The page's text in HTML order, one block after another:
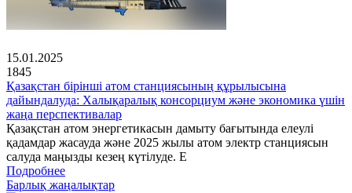
15.01.2025
1845
Қазақстан бірінші атом станциясының құрылысына
дайындалуда: Халықаралық консорциум және экономика үшін
жаңа перспективалар
Қазақстан атом энергетикасын дамыту бағытында елеулі
қадамдар жасауда және 2025 жылы атом электр станциясын
салуда маңызды кезең күтілуде. Е
Подробнее
Барлық жаңалықтар